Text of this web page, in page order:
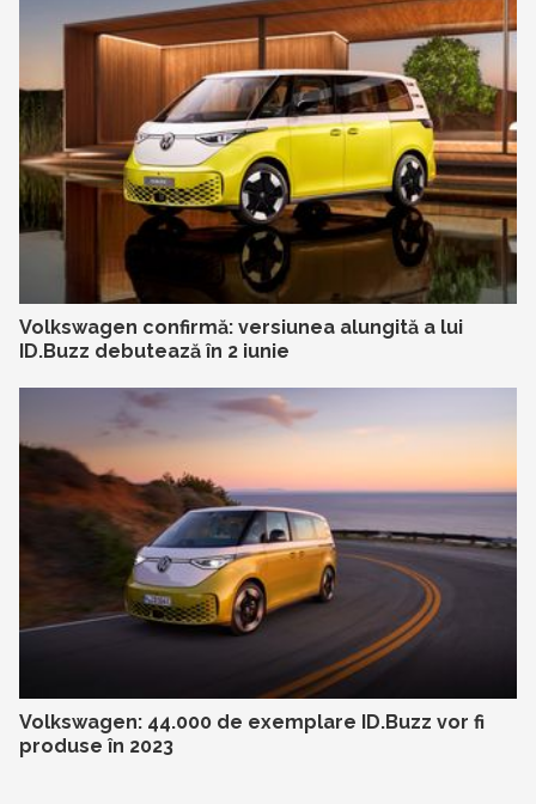
Volkswagen confirmă: versiunea alungită a lui
ID.Buzz debutează în 2 iunie
Volkswagen: 44.000 de exemplare ID.Buzz vor fi
produse în 2023